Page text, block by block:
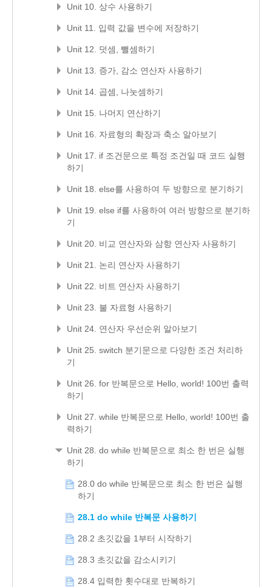
Unit 10. 상수 사용하기
Unit 11. 입력 값을 변수에 저장하기
Unit 12. 덧셈, 뺄셈하기
Unit 13. 증가, 감소 연산자 사용하기
Unit 14. 곱셈, 나눗셈하기
Unit 15. 나머지 연산하기
Unit 16. 자료형의 확장과 축소 알아보기
Unit 17. if 조건문으로 특정 조건일 때 코드 실행
하기
Unit 18. else를 사용하여 두 방향으로 분기하기
Unit 19. else if를 사용하여 여러 방향으로 분기하
기
Unit 20. 비교 연산자와 삼항 연산자 사용하기
Unit 21. 논리 연산자 사용하기
Unit 22. 비트 연산자 사용하기
Unit 23. 불 자료형 사용하기
Unit 24. 연산자 우선순위 알아보기
Unit 25. switch 분기문으로 다양한 조건 처리하
기
Unit 26. for 반복문으로 Hello, world! 100번 출력
하기
Unit 27. while 반복문으로 Hello, world! 100번 출
력하기
Unit 28. do while 반복문으로 최소 한 번은 실행
하기
28.0 do while 반복문으로 최소 한 번은 실행
하기
28.1 do while 반복문 사용하기
28.2 초깃값을 1부터 시작하기
28.3 초깃값을 감소시키기
28.4 입력한 횟수대로 반복하기